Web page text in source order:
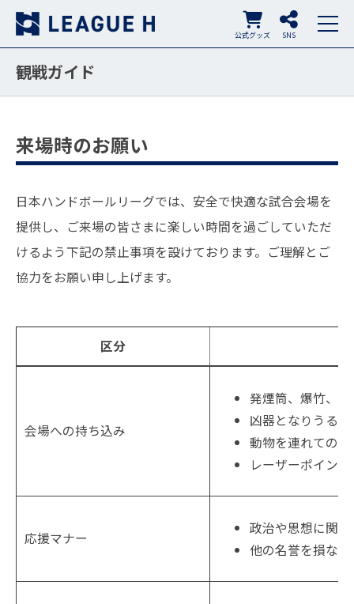
SNS
公式グッズ
観戦ガイド
来場時のお願い
日本ハンドボールリーグでは、安全で快適な試合会場を
提供し、ご来場の皆さまに楽しい時間を過ごしていただ
けるよう下記の禁止事項を設けております。ご理解とご
協力をお願い申し上げます。
区分
会場への持ち込み
発煙筒、爆竹、
凶器となりうる
動物を連れての
レーザーポイン
応援マナー
政治や思想に関
他の名誉を損な